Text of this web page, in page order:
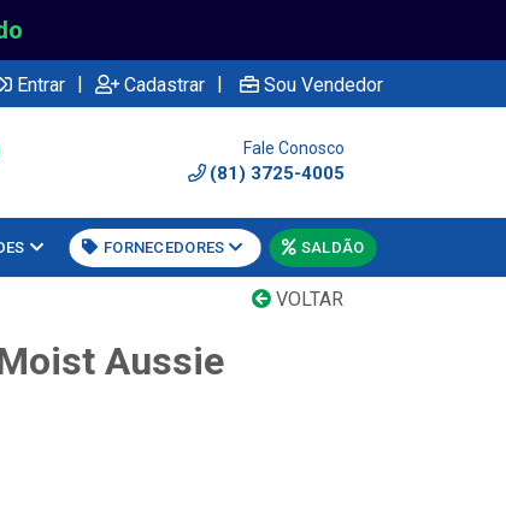
Entrar | Cadastrar | Sou Vendedor
Fale Conosco
(81) 3725-4005
FORNECEDORES SALDÃO
VOLTAR
Aussie